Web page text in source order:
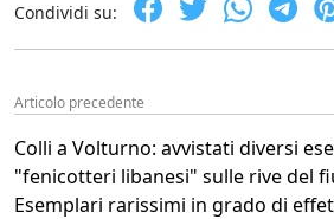
Condividi su:
Articolo precedente
Colli a Volturno: avvistati diversi
"fenicotteri libanesi" sulle rive del
Esemplari rarissimi in grado di